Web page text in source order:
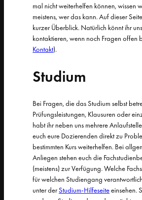
mal nicht weiterhelfen können, wissen
meistens, wer das kann. Auf dieser
kurzer Überblick. Natürlich könnt ihr
kontaktieren, wenn noch Fragen offen
Kontakt).
Studium
Bei Fragen, die das Studium selbst
Prüfungsleistungen, Klausuren oder
habt ihr neben uns mehrere
euch eure Dozierenden direkt zu
bestimmten Kurs weiterhelfen. Bei
Anliegen stehen euch die
(meistens) zur Verfügung. Welche
für welchen Studiengang
unter derStudium-Hilfeseiteeinsehen.